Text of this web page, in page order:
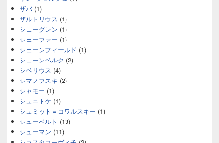
ザバ(1)
ザルトリウス (1)
シェーグレン (1)
シェーファー (1)
シェーンフィールド (1)
シェーンベルク (2)
シベリウス (4)
シマノフスキ (2)
シャモー (1)
シュニトケ (1)
シュミット＝コワルスキー (1)
シューベルト (13)
シューマン (11)